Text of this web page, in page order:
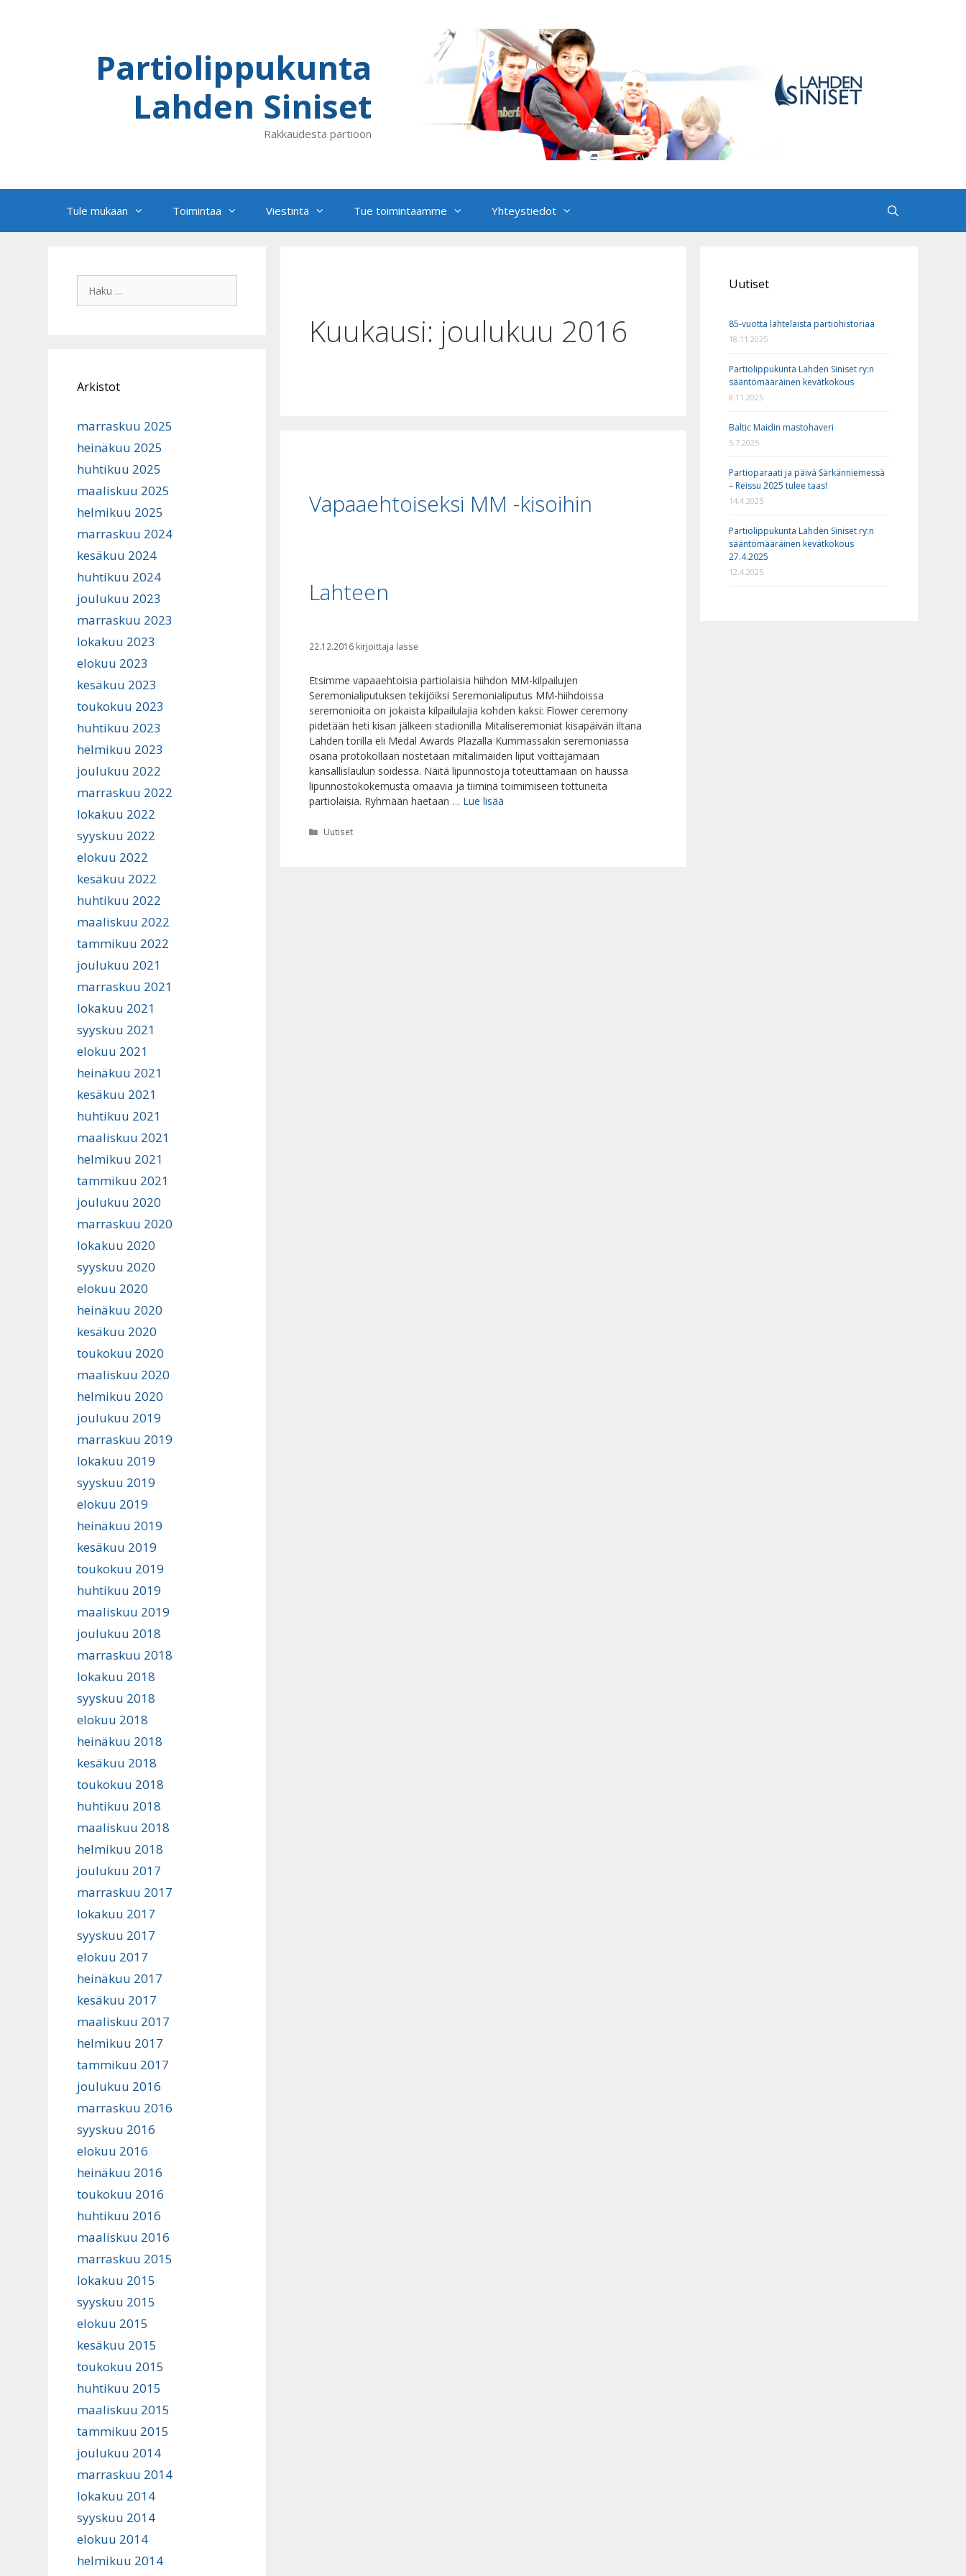
Partiolippukunta
Lahden Siniset
Rakkaudesta partioon
Tule mukaan Toimintaa Viestintä Tue toimintaamme Yhteystiedot
Kuukausi: joulukuu 2016
Vapaaehtoiseksi MM -kisoihin
Lahteen
22.12.2016 kirjoittaja lasse
Etsimme vapaaehtoisia partiolaisia hiihdon MM-kilpailujen
Seremonialiputuksen tekijöiksi Seremonialiputus MM-hiihdoissa
seremonioita on jokaista kilpailulajia kohden kaksi: Flower ceremony
pidetään heti kisan jälkeen stadionilla Mitaliseremoniat kisapäivän iltana
Lahden torilla eli Medal Awards Plazalla Kummassakin seremoniassa
osana protokollaan nostetaan mitalimaiden liput voittajamaan
kansallislaulun soidessa. Näitä lipunnostoja toteuttamaan on haussa
lipunnostokokemusta omaavia ja tiiminä toimimiseen tottuneita
partiolaisia. Ryhmään haetaan … Lue lisää
Kategoriat
Uutiset
Haku:
Arkistot
marraskuu 2025
heinäkuu 2025
huhtikuu 2025
maaliskuu 2025
helmikuu 2025
marraskuu 2024
kesäkuu 2024
huhtikuu 2024
joulukuu 2023
marraskuu 2023
lokakuu 2023
elokuu 2023
kesäkuu 2023
toukokuu 2023
huhtikuu 2023
helmikuu 2023
joulukuu 2022
marraskuu 2022
lokakuu 2022
syyskuu 2022
elokuu 2022
kesäkuu 2022
huhtikuu 2022
maaliskuu 2022
tammikuu 2022
joulukuu 2021
marraskuu 2021
lokakuu 2021
syyskuu 2021
elokuu 2021
heinäkuu 2021
kesäkuu 2021
huhtikuu 2021
maaliskuu 2021
helmikuu 2021
tammikuu 2021
joulukuu 2020
marraskuu 2020
lokakuu 2020
syyskuu 2020
elokuu 2020
heinäkuu 2020
kesäkuu 2020
toukokuu 2020
maaliskuu 2020
helmikuu 2020
joulukuu 2019
marraskuu 2019
lokakuu 2019
syyskuu 2019
elokuu 2019
heinäkuu 2019
kesäkuu 2019
toukokuu 2019
huhtikuu 2019
maaliskuu 2019
joulukuu 2018
marraskuu 2018
lokakuu 2018
syyskuu 2018
elokuu 2018
heinäkuu 2018
kesäkuu 2018
toukokuu 2018
huhtikuu 2018
maaliskuu 2018
helmikuu 2018
joulukuu 2017
marraskuu 2017
lokakuu 2017
syyskuu 2017
elokuu 2017
heinäkuu 2017
kesäkuu 2017
maaliskuu 2017
helmikuu 2017
tammikuu 2017
joulukuu 2016
marraskuu 2016
syyskuu 2016
elokuu 2016
heinäkuu 2016
toukokuu 2016
huhtikuu 2016
maaliskuu 2016
marraskuu 2015
lokakuu 2015
syyskuu 2015
elokuu 2015
kesäkuu 2015
toukokuu 2015
huhtikuu 2015
maaliskuu 2015
tammikuu 2015
joulukuu 2014
marraskuu 2014
lokakuu 2014
syyskuu 2014
elokuu 2014
helmikuu 2014
Uutiset
85-vuotta lahtelaista partiohistoriaa
18.11.2025
Partiolippukunta Lahden Siniset ry:n
sääntömääräinen kevätkokous
8.11.2025
Baltic Maidin mastohaveri
5.7.2025
Partioparaati ja päivä Särkänniemessä
– Reissu 2025 tulee taas!
14.4.2025
Partiolippukunta Lahden Siniset ry:n
sääntömääräinen kevätkokous
27.4.2025
12.4.2025